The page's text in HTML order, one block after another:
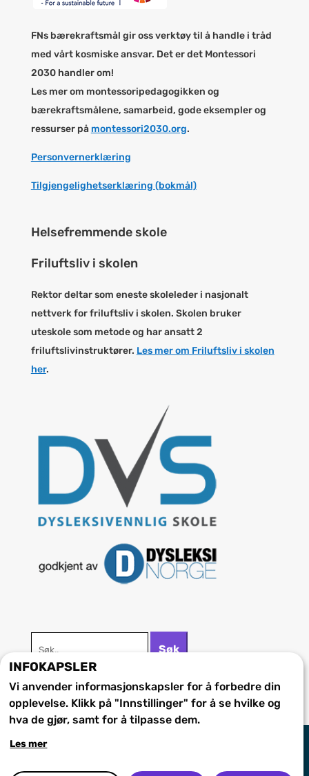
INFOKAPSLER
Vi anvender informasjonskapsler for å forbedre din
opplevelse. Klikk på "Innstillinger" for å se hvilke og
hva de gjør, samt for å tilpasse dem.
Les mer
FNs bærekraftsmål gir oss verktøy til å handle i tråd
med vårt kosmiske ansvar. Det er det Montessori
2030 handler om!
Les mer om montessoripedagogikken og
bærekraftsmålene, samarbeid, gode eksempler og
ressurser på montessori2030.org.
Personvernerklæring
Tilgjengelighetserklæring (bokmål)
Helsefremmende skole
Friluftsliv i skolen
Rektor deltar som eneste skoleleder i nasjonalt
nettverk for friluftsliv i skolen. Skolen bruker
uteskole som metode og har ansatt 2
friluftslivinstruktører. Les mer om Friluftsliv i skolen
her.
Kopibeskyttet Jennestad Montessoriskole ©